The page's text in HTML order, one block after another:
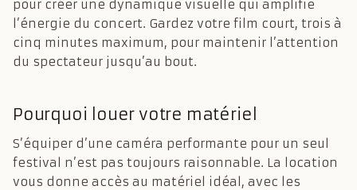
pour créer une dynamique visuelle qui amplifie
l’énergie du concert. Gardez votre film court, trois à
cinq minutes maximum, pour maintenir l’attention
du spectateur jusqu’au bout.
Pourquoi louer votre matériel
S’équiper d’une caméra performante pour un seul
festival n’est pas toujours raisonnable. La location
vous donne accès au matériel idéal, avec les